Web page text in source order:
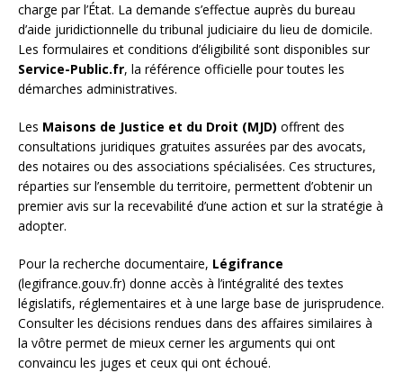
charge par l’État. La demande s’effectue auprès du bureau
d’aide juridictionnelle du tribunal judiciaire du lieu de domicile.
Les formulaires et conditions d’éligibilité sont disponibles sur
Service-Public.fr, la référence officielle pour toutes les
démarches administratives.
Les Maisons de Justice et du Droit (MJD) offrent des
consultations juridiques gratuites assurées par des avocats,
des notaires ou des associations spécialisées. Ces structures,
réparties sur l’ensemble du territoire, permettent d’obtenir un
premier avis sur la recevabilité d’une action et sur la stratégie à
adopter.
Pour la recherche documentaire, Légifrance
(legifrance.gouv.fr) donne accès à l’intégralité des textes
législatifs, réglementaires et à une large base de jurisprudence.
Consulter les décisions rendues dans des affaires similaires à
la vôtre permet de mieux cerner les arguments qui ont
convaincu les juges et ceux qui ont échoué.